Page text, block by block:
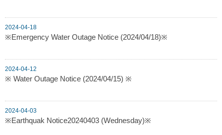
2024-04-18
※Emergency Water Outage Notice (2024/04/18)※
2024-04-12
※ Water Outage Notice (2024/04/15) ※
2024-04-03
※Earthquak Notice20240403 (Wednesday)※